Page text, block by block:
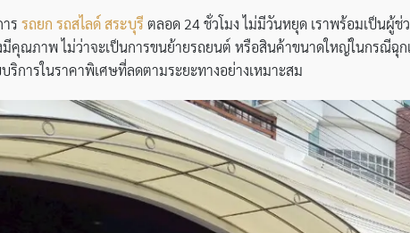
ร รถยก รถสไลด์ สระบุรี ตลอด 24 ชั่วโมง ไม่มีวันหยุด เราพร้อมเป็นผู้
ณภาพ ไม่ว่าจะเป็นการขนย้ายรถยนต์ หรือสินค้าขนาดใหญ่ในกรณีฉุกเ
ริการในราคาพิเศษที่ลดตามระยะทางอย่างเหมาะสม